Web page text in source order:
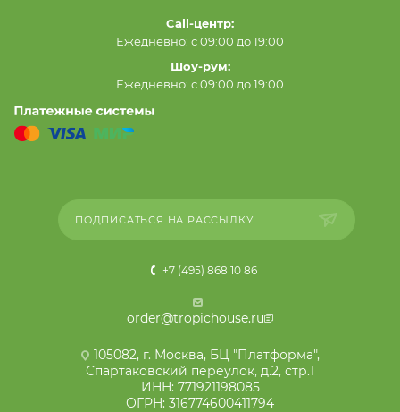
Call-центр:
Ежедневно: с 09:00 до 19:00
Шоу-рум:
Ежедневно: с 09:00 до 19:00
ПОДПИСАТЬСЯ НА РАССЫЛКУ
+7 (495) 868 10 86
order@tropichouse.ru
105082, г. Москва, БЦ "Платформа",
Спартаковский переулок, д.2, стр.1
ИНН: 771921198085
ОГРН: 316774600411794